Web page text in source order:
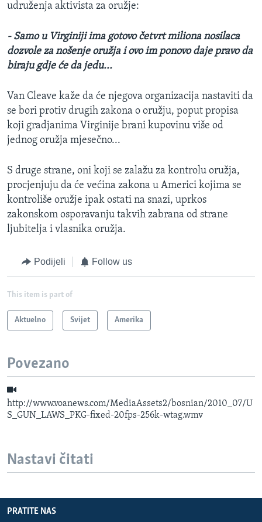
udruženja aktivista za oružje:
- Samo u Virginiji ima gotovo četvrt miliona nosilaca
dozvole za nošenje oružja i ovo im ponovo daje pravo da
biraju gdje će da jedu...
Van Cleave kaže da će njegova organizacija nastaviti da
se bori protiv drugih zakona o oružju, poput propisa
koji gradjanima Virginije brani kupovinu više od
jednog oružja mjesečno...
S druge strane, oni koji se zalažu za kontrolu oružja,
procjenjuju da će većina zakona u Americi kojima se
kontroliše oružje ipak ostati na snazi, uprkos
zakonskom osporavanju takvih zabrana od strane
ljubitelja i vlasnika oružja.
Podijeli Follow us
This item is part of
Aktuelno Svijet Amerika
Povezano
http://www.voanews.com/MediaAssets2/bosnian/2010_07/U
S_GUN_LAWS_PKG-fixed-20fps-256k-wtag.wmv
Nastavi čitati
PRATITE NAS